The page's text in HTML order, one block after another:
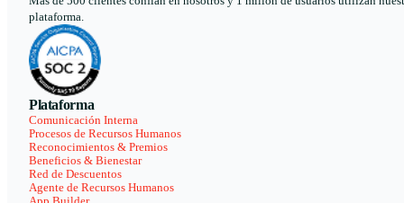
plataforma.
Plataforma
Comunicación Interna
Procesos de Recursos Humanos
Reconocimientos & Premios
Beneficios & Bienestar
Red de Descuentos
Agente de Recursos Humanos